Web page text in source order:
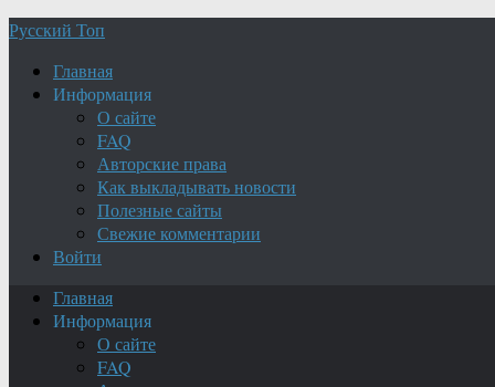
Русский Топ
Главная
Информация
О сайте
FAQ
Авторские права
Как выкладывать новости
Полезные сайты
Свежие комментарии
Войти
Главная
Информация
О сайте
FAQ